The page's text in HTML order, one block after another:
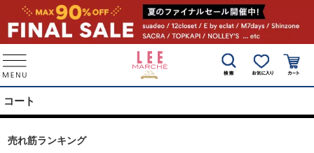
コート
売れ筋ランキング